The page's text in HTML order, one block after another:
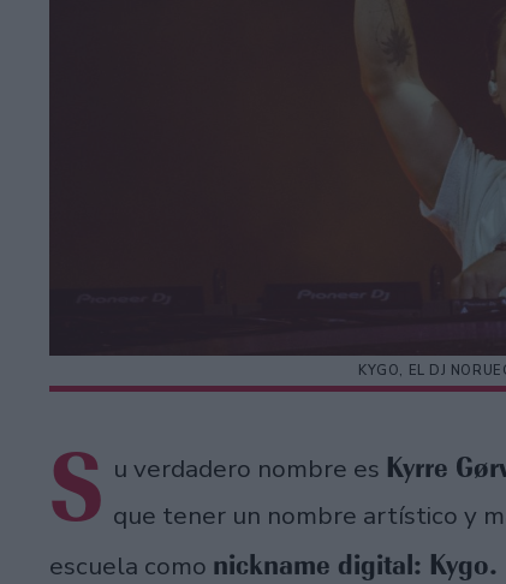
KYGO, EL DJ
S u verdadero nombre es Kyrre
que tener un nombre artístico y
escuela como nickname digital: Kygo.